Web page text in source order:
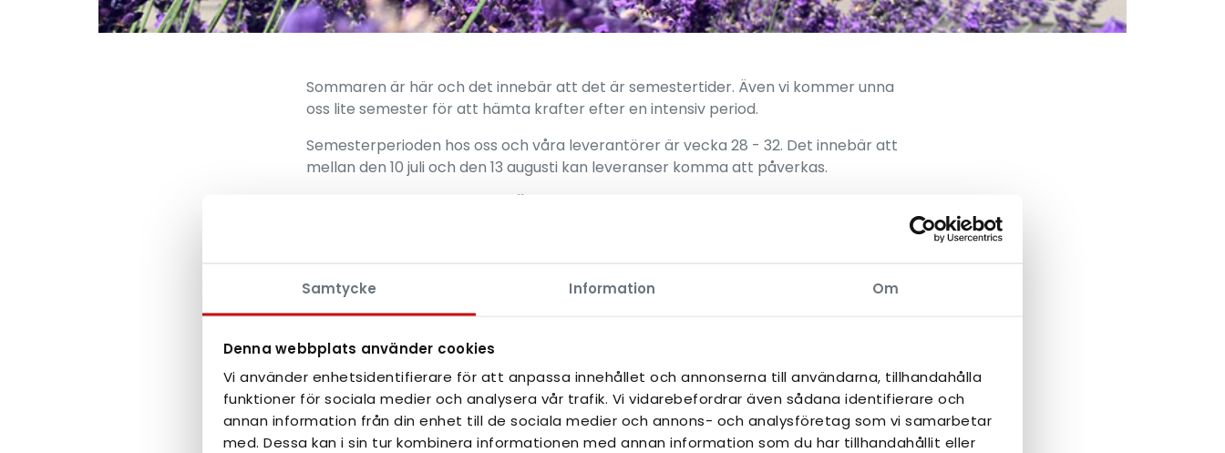
Samtycke Information Om
Denna webbplats använder cookies
Vi använder enhetsidentifierare för att anpassa innehållet och annonserna till användarna, tillhandahålla
funktioner för sociala medier och analysera vår trafik. Vi vidarebefordrar även sådana identifierare och
annan information från din enhet till de sociala medier och annons- och analysföretag som vi samarbetar
med. Dessa kan i sin tur kombinera informationen med annan information som du har tillhandahållit eller
Sommaren är här och det innebär att det är semestertider. Även vi kommer unna
oss lite semester för att hämta krafter efter en intensiv period.
Semesterperioden hos oss och våra leverantörer är vecka 28 - 32. Det innebär att
mellan den 10 juli och den 13 augusti kan leveranser komma att påverkas.
Vi kommer ha helt stängt vecka 29 - 31,så från den 17 juli till den 6 augusti är
butiken stängd och vi svarar inte på mejl eller telefon.